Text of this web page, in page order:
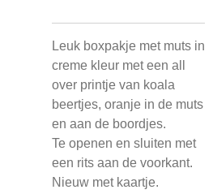
Leuk boxpakje met muts in
creme kleur met een all
over printje van koala
beertjes, oranje in de muts
en aan de boordjes.
Te openen en sluiten met
een rits aan de voorkant.
Nieuw met kaartje.